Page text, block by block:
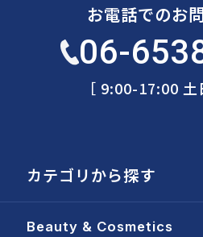
お電話でのお
06-
［ 9:00-17:00 土
カテゴリから探す
Beauty & Cosmetics